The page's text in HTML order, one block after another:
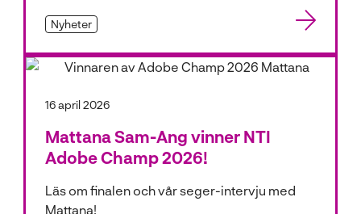
Nyheter
16 april 2026
Mattana Sam-Ang vinner NTI
Adobe Champ 2026!
Läs om finalen och vår seger-intervju med
Mattana!